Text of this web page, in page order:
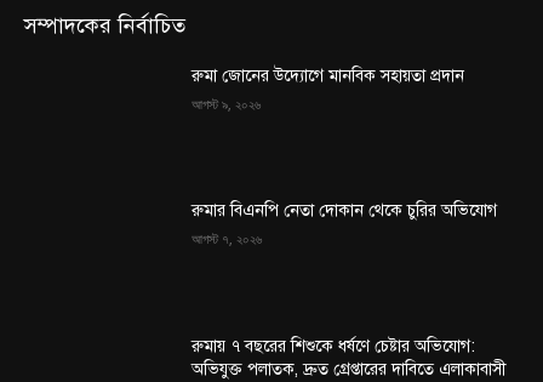
সম্পাদকের নির্বাচিত
রুমা জোনের উদ্যোগে মানবিক সহায়তা প্রদান
আগস্ট ৯, ২০২৬
রুমার বিএনপি নেতা দোকান থেকে চুরির অভিযোগ
আগস্ট ৭, ২০২৬
রুমায় ৭ বছরের শিশুকে ধর্ষণে চেষ্টার অভিযোগ:
অভিযুক্ত পলাতক, দ্রুত গ্রেপ্তারের দাবিতে এলাকাবাসী